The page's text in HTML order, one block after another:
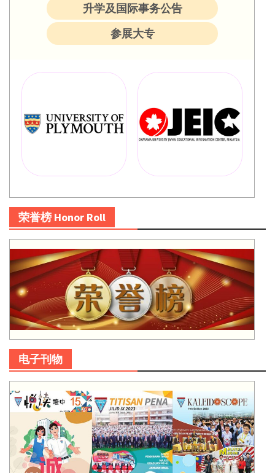
升学及国际事务公告
参展大专
荣誉榜 Honor Roll
电子刊物